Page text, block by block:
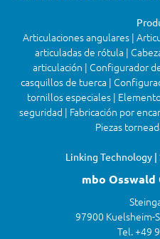
Articulaciones angulares |
articuladas de rótula |
articulación | Configurador
casquillos de tuerca |
tornillos especiales |
seguridad | Fabricación por
Piezas
Linking Technology
mbo Osswald
97900 Kuelsheim-
Tel. +49